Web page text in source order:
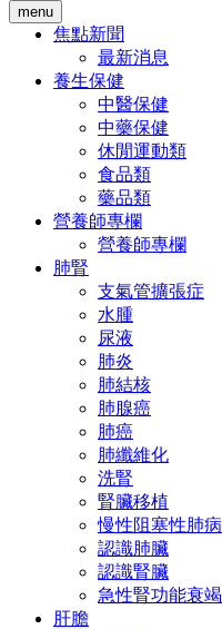
menu
焦點新聞
最新消息
養生保健
中醫保健
中藥保健
休閒運動類
食品類
藥品類
營養師專欄
營養師專欄
肺腎
支氣管擴張症
水腫
尿液
肺炎
肺結核
肺腺癌
肺癌
肺纖維化
洗腎
腎臟移植
慢性阻塞性肺病
認識肺臟
認識腎臟
急性腎功能衰竭
肝膽